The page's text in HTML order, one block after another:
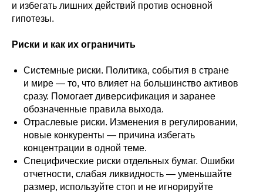
и избегать лишних действий против основной
гипотезы.
Риски и как их ограничить
Системные риски. Политика, события в стране
и мире — то, что влияет на большинство активов
сразу. Помогает диверсификация и заранее
обозначенные правила выхода.
Отраслевые риски. Изменения в регулировании,
новые конкуренты — причина избегать
концентрации в одной теме.
Специфические риски отдельных бумаг. Ошибки
отчетности, слабая ликвидность — уменьшайте
размер, используйте стоп и не игнорируйте